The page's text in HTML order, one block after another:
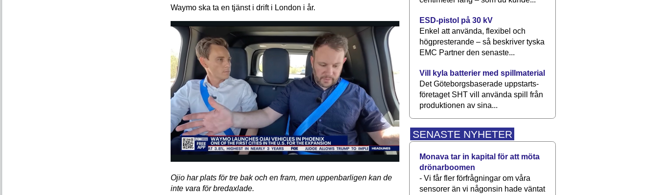
Waymo ska ta en tjänst i drift i London i år.
Ojio har plats för tre bak och en fram, men uppenbarligen kan de
inte vara för bredaxlade.
ESD-pistol på 30 kV
Enkel att använda, flexibel och
högpresterande – så beskriver tyska
EMC Partner den senaste...
Vill kyla batterier med spillmaterial
Det Göteborgsbaserade upp­starts­
företaget SHT vill använda spill från
produktionen av sina...
SENASTE NYHETER
Monava tar in kapital för att möta
drönarboomen
- Vi får fler förfrågningar om våra
sensorer än vi någonsin hade väntat